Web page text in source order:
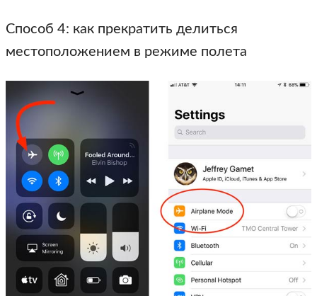
Способ 4: как прекратить делиться
местоположением в режиме полета